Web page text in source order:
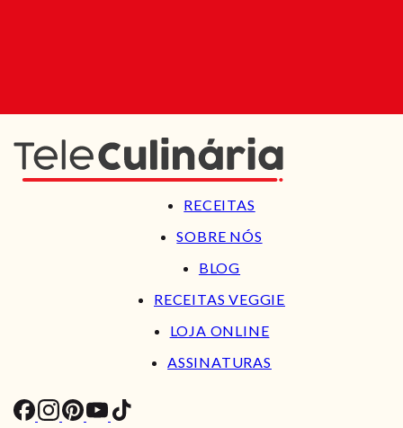
RECEITAS
SOBRE NÓS
BLOG
RECEITAS VEGGIE
LOJA ONLINE
ASSINATURAS